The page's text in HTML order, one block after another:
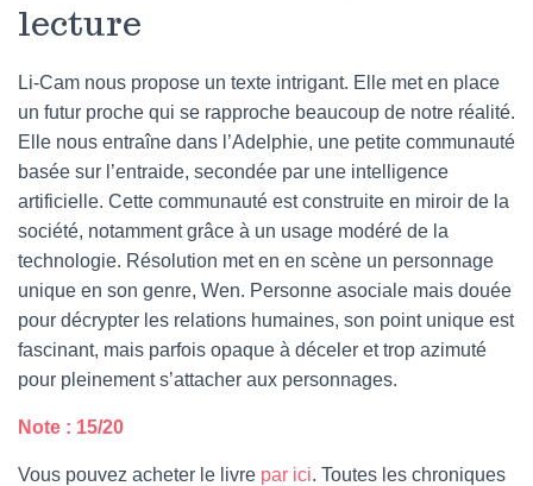
lecture
Li-Cam nous propose un texte intrigant. Elle met en place
un futur proche qui se rapproche beaucoup de notre réalité.
Elle nous entraîne dans l’Adelphie, une petite communauté
basée sur l’entraide, secondée par une intelligence
artificielle. Cette communauté est construite en miroir de la
société, notamment grâce à un usage modéré de la
technologie. Résolution met en en scène un personnage
unique en son genre, Wen. Personne asociale mais douée
pour décrypter les relations humaines, son point unique est
fascinant, mais parfois opaque à déceler et trop azimuté
pour pleinement s’attacher aux personnages.
Note : 15/20
Vous pouvez acheter le livre par ici. Toutes les chroniques